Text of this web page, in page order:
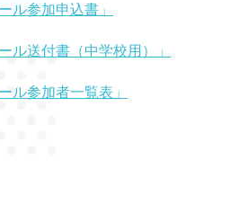
ル参加申込書」
ル送付書（中学校用）」
ル参加者一覧表」